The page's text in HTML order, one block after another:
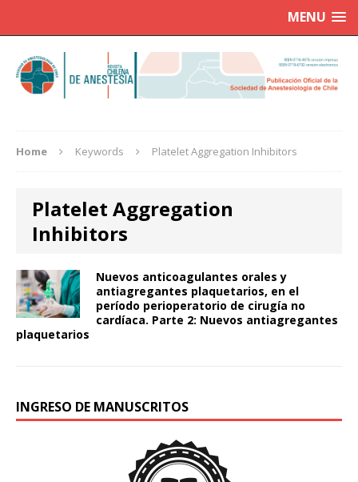
MENU
Home Keywords Platelet Aggregation Inhibitors
Platelet Aggregation
Inhibitors
Nuevos anticoagulantes orales y
antiagregantes plaquetarios, en el
período perioperatorio de cirugía no
cardíaca. Parte 2: Nuevos antiagregantes
plaquetarios
INGRESO DE MANUSCRITOS